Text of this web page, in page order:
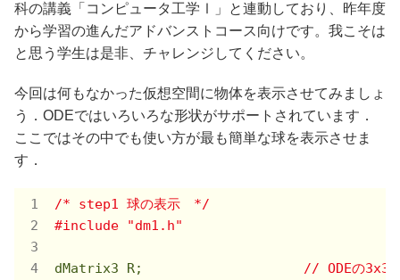
科の講義「コンピュータ工学Ⅰ」と連動しており、昨年度
から学習の進んだアドバンストコース向けです。我こそは
と思う学生は是非、チャレンジしてください。
今回は何もなかった仮想空間に物体を表示させてみましょ
う．ODEではいろいろな形状がサポートされています．
ここではその中でも使い方が最も簡単な球を表示させま
す．
/* step1 球の表示　*/
#include "dm1.h"
dMatrix3 R; // ODEの3x3